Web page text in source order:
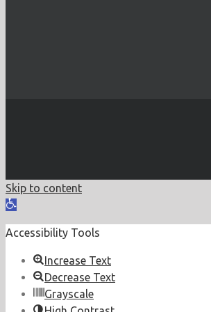
Skip to content
Open
Accessibility Tools
Increase Text
Decrease Text
Grayscale